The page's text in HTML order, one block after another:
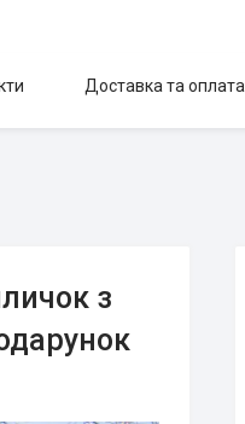
Доставка та оплата
з